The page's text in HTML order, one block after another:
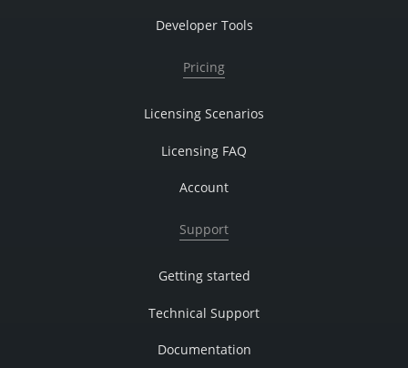
Developer Tools
Pricing
Licensing Scenarios
Licensing FAQ
Account
Support
Getting started
Technical Support
Documentation